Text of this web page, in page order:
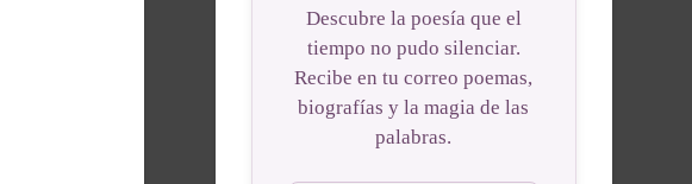
Descubre la poesía que el
tiempo no pudo silenciar.
Recibe en tu correo poemas,
biografías y la magia de las
palabras.